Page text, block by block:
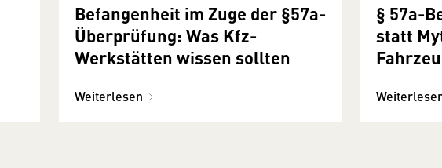
Befangenheit im Zuge der §57a-
Überprüfung: Was Kfz-
Werkstätten wissen sollten
Weiterlesen
§ 57a-
statt